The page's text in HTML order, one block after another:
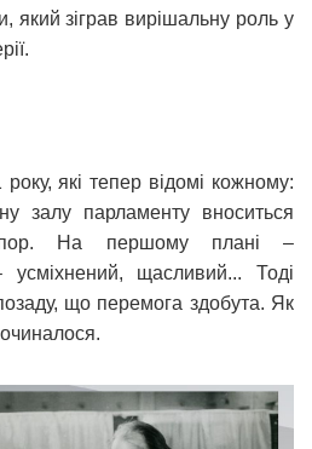
який зіграв вирішальну роль у
які тепер відомі кожному:
залу парламенту вноситься
На першому плані –
усміхнений, щасливий... Тоді
що перемога здобута. Як